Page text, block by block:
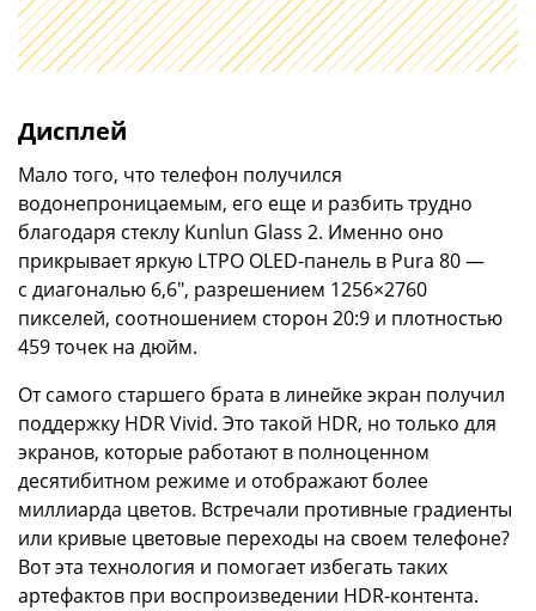
Дисплей
Мало того, что телефон получился
водонепроницаемым, его еще и разбить трудно
благодаря стеклу Kunlun Glass 2. Именно оно
прикрывает яркую LTPO OLED-панель в Pura 80 —
с диагональю 6,6″, разрешением 1256×2760
пикселей, соотношением сторон 20:9 и плотностью
459 точек на дюйм.
От самого старшего брата в линейке экран получил
поддержку HDR Vivid. Это такой HDR, но только для
экранов, которые работают в полноценном
десятибитном режиме и отображают более
миллиарда цветов. Встречали противные градиенты
или кривые цветовые переходы на своем телефоне?
Вот эта технология и помогает избегать таких
артефактов при воспроизведении HDR-контента.